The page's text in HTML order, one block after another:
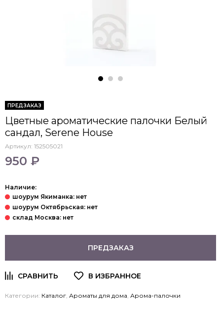
ПРЕДЗАКАЗ
Цветные ароматические палочки Белый
сандал, Serene House
Артикул: 152505021
950 ₽
Наличие:
ПРЕДЗАКАЗ
Категории: Каталог Ароматы для дома Арома-палочки